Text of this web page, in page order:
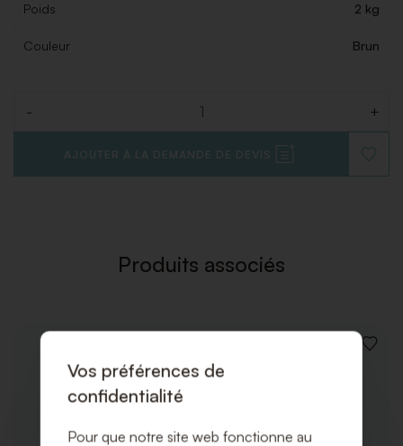
Poids 2 kg
Couleur Brun
- +
AJOUTER À LA DEMANDE DE DEVIS
À
Produits associés
Vos préférences de
confidentialité
Pour que notre site web fonctionne au